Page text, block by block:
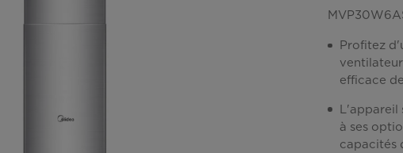
Profitez
efficace
L'appareil
à ses
capacités